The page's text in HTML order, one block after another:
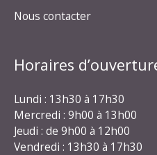
Nous contacter
Horaires
Lundi : 13h30 à 17h30
Mercredi : 9h00 à 13h00
Jeudi : de 9h00 à 12h00
Vendredi : 13h30 à 17h30